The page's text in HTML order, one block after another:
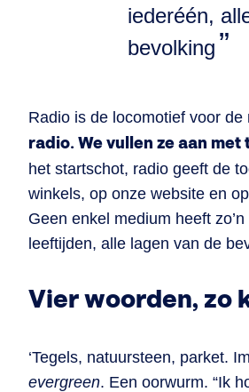
iederéén,
bevolking
Radio is de locomotief voor
radio. We vullen ze aan
het startschot, radio geeft de
winkels, op onze website en
Geen enkel medium heeft
leeftijden, alle lagen van de
Vier woorden, zo
‘Tegels, natuursteen, parket.
evergreen. Een oorwurm. “Ik